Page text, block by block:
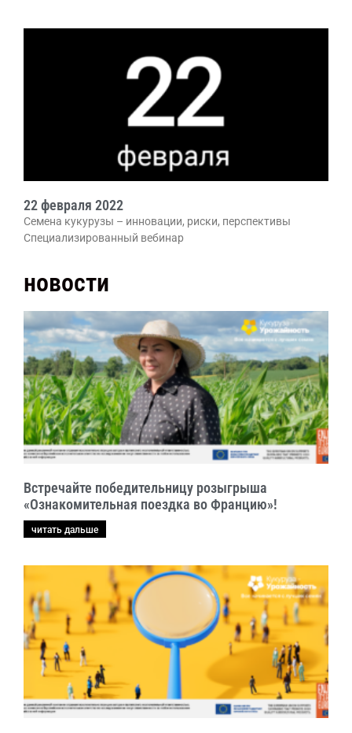
22 февраля 2022
Семена кукурузы – инновации, риски, перспективы
Специализированный вебинар
новости
Встречайте победительницу розыгрыша
«Ознакомительная поездка во Францию»!
читать дальше